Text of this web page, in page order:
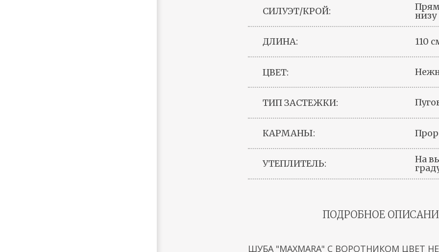
СИЛУЭТ/КРОЙ: низу
ДЛИНА: 110
ЦВЕТ:
ТИП ЗАСТЕЖКИ:
КАРМАНЫ:
УТЕПЛИТЕЛЬ: На
ПОДРОБНОЕ
ШУБА "MAXMARA" С ВОРОТНИКОМ ЦВЕТ